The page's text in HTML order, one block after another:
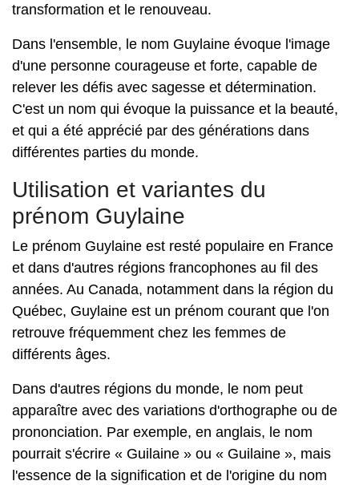
transformation et le renouveau.
Dans l'ensemble, le nom Guylaine évoque l'image
d'une personne courageuse et forte, capable de
relever les défis avec sagesse et détermination.
C'est un nom qui évoque la puissance et la beauté,
et qui a été apprécié par des générations dans
différentes parties du monde.
Utilisation et variantes du
prénom Guylaine
Le prénom Guylaine est resté populaire en France
et dans d'autres régions francophones au fil des
années. Au Canada, notamment dans la région du
Québec, Guylaine est un prénom courant que l'on
retrouve fréquemment chez les femmes de
différents âges.
Dans d'autres régions du monde, le nom peut
apparaître avec des variations d'orthographe ou de
prononciation. Par exemple, en anglais, le nom
pourrait s'écrire « Guilaine » ou « Guilaine », mais
l'essence de la signification et de l'origine du nom